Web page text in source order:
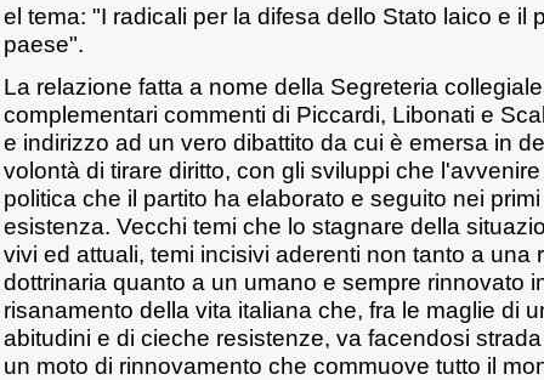
el tema: "I radicali per la difesa dello Stato laico e il
paese".
La relazione fatta a nome della Segreteria
complementari commenti di Piccardi, Libonati e
e indirizzo ad un vero dibattito da cui è emersa in
volontà di tirare diritto, con gli sviluppi che
politica che il partito ha elaborato e seguito nei
esistenza. Vecchi temi che lo stagnare della
vivi ed attuali, temi incisivi aderenti non tanto a una
dottrinaria quanto a un umano e sempre rinnovato
risanamento della vita italiana che, fra le maglie di
abitudini e di cieche resistenze, va facendosi
un moto di rinnovamento che commuove tutto il